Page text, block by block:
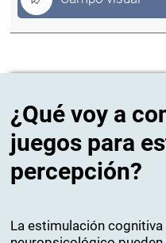
Campo visual
¿Qué voy a
juegos para
percepción?